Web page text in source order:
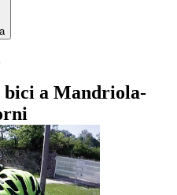
a Mandriola-